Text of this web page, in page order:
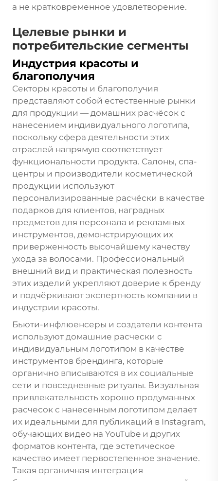
а не кратковременное удовлетворение.
Целевые рынки и
потребительские сегменты
Индустрия красоты и
благополучия
Секторы красоты и благополучия
представляют собой естественные рынки
для продукции — домашних расчёсок с
нанесением индивидуального логотипа,
поскольку сфера деятельности этих
отраслей напрямую соответствует
функциональности продукта. Салоны, спа-
центры и производители косметической
продукции используют
персонализированные расчёски в качестве
подарков для клиентов, наградных
предметов для персонала и рекламных
инструментов, демонстрирующих их
приверженность высочайшему качеству
ухода за волосами. Профессиональный
внешний вид и практическая полезность
этих изделий укрепляют доверие к бренду
и подчёркивают экспертность компании в
индустрии красоты.
Бьюти-инфлюенсеры и создатели контента
используют домашние расчески с
индивидуальным логотипом в качестве
инструментов брендинга, которые
органично вписываются в их социальные
сети и повседневные ритуалы. Визуальная
привлекательность хорошо продуманных
расчесок с нанесенным логотипом делает
их идеальными для публикаций в Instagram,
обучающих видео на YouTube и других
форматов контента, где эстетическое
качество имеет первостепенное значение.
Такая органичная интеграция